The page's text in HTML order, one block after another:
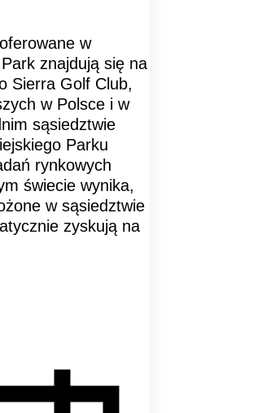
w
znajdują się na
Sierra Golf Club,
w Polsce i w
sąsiedztwie
Parku
rynkowych
świecie wynika,
w sąsiedztwie
zyskują na